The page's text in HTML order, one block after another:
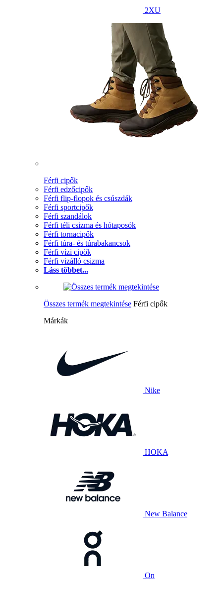
2XU
Férfi cipők
Férfi edzőcipők
Férfi flip-flopok és csúszdák
Férfi sportcipők
Férfi szandálok
Férfi téli csizma és hótaposók
Férfi tornacipők
Férfi túra- és túrabakancsok
Férfi vízi cipők
Férfi vizálló csizma
Láss többet...
Összes termék megtekintése Férfi cipők
Márkák
Nike
HOKA
New Balance
On